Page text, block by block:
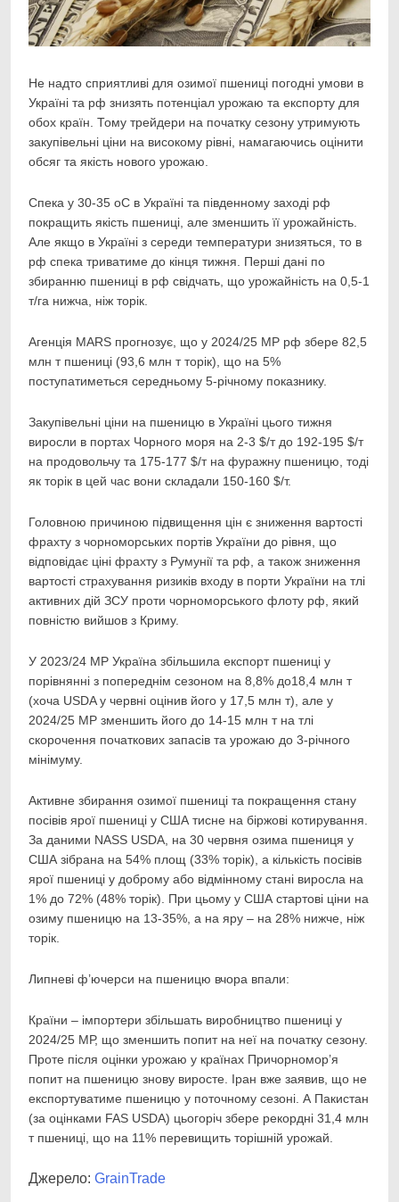
Не надто сприятливі для озимої пшениці погодні умови в
Україні та рф знизять потенціал урожаю та експорту для
обох країн. Тому трейдери на початку сезону утримують
закупівельні ціни на високому рівні, намагаючись оцінити
обсяг та якість нового урожаю.
Спека у 30-35 оС в Україні та південному заході рф
покращить якість пшениці, але зменшить її урожайність.
Але якщо в Україні з середи температури знизяться, то в
рф спека триватиме до кінця тижня. Перші дані по
збиранню пшениці в рф свідчать, що урожайність на 0,5-1
т/га нижча, ніж торік.
Агенція MARS прогнозує, що у 2024/25 МР рф збере 82,5
млн т пшениці (93,6 млн т торік), що на 5%
поступатиметься середньому 5-річному показнику.
Закупівельні ціни на пшеницю в Україні цього тижня
виросли в портах Чорного моря на 2-3 $/т до 192-195 $/т
на продовольчу та 175-177 $/т на фуражну пшеницю, тоді
як торік в цей час вони складали 150-160 $/т.
Головною причиною підвищення цін є зниження вартості
фрахту з чорноморських портів України до рівня, що
відповідає ціні фрахту з Румунії та рф, а також зниження
вартості страхування ризиків входу в порти України на тлі
активних дій ЗСУ проти чорноморського флоту рф, який
повністю вийшов з Криму.
У 2023/24 МР Україна збільшила експорт пшениці у
порівнянні з попереднім сезоном на 8,8% до18,4 млн т
(хоча USDA у червні оцінив його у 17,5 млн т), але у
2024/25 МР зменшить його до 14-15 млн т на тлі
скорочення початкових запасів та урожаю до 3-річного
мінімуму.
Активне збирання озимої пшениці та покращення стану
посівів ярої пшениці у США тисне на біржові котирування.
За даними NASS USDA, на 30 червня озима пшениця у
США зібрана на 54% площ (33% торік), а кількість посівів
ярої пшениці у доброму або відмінному стані виросла на
1% до 72% (48% торік). При цьому у США стартові ціни на
озиму пшеницю на 13-35%, а на яру – на 28% нижче, ніж
торік.
Липневі ф’ючерси на пшеницю вчора впали:
Країни – імпортери збільшать виробництво пшениці у
2024/25 МР, що зменшить попит на неї на початку сезону.
Проте після оцінки урожаю у країнах Причорномор’я
попит на пшеницю знову виросте. Іран вже заявив, що не
експортуватиме пшеницю у поточному сезоні. А Пакистан
(за оцінками FAS USDA) цьогоріч збере рекордні 31,4 млн
т пшениці, що на 11% перевищить торішній урожай.
Джерело: GrainTrade